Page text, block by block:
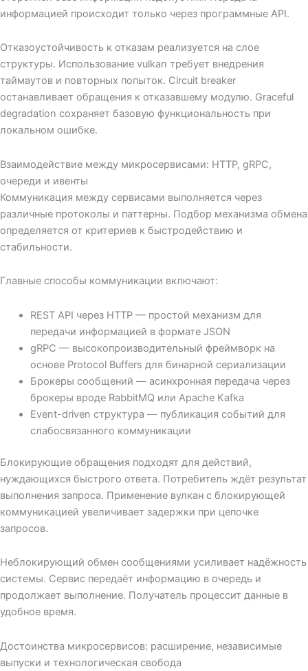
информацией происходит только через программные API.
Отказоустойчивость к отказам реализуется на слое
структуры. Использование vulkan требует внедрения
таймаутов и повторных попыток. Circuit breaker
останавливает обращения к отказавшему модулю. Graceful
degradation сохраняет базовую функциональность при
локальном ошибке.
Взаимодействие между микросервисами: HTTP, gRPC,
очереди и ивенты
Коммуникация между сервисами выполняется через
различные протоколы и паттерны. Подбор механизма обмена
определяется от критериев к быстродействию и
стабильности.
Главные способы коммуникации включают:
REST API через HTTP — простой механизм для
передачи информацией в формате JSON
gRPC — высокопроизводительный фреймворк на
основе Protocol Buffers для бинарной сериализации
Брокеры сообщений — асинхронная передача через
брокеры вроде RabbitMQ или Apache Kafka
Event-driven структура — публикация событий для
слабосвязанного коммуникации
Блокирующие обращения подходят для действий,
нуждающихся быстрого ответа. Потребитель ждёт результат
выполнения запроса. Применение вулкан с блокирующей
коммуникацией увеличивает задержки при цепочке
запросов.
Неблокирующий обмен сообщениями усиливает надёжность
системы. Сервис передаёт информацию в очередь и
продолжает выполнение. Получатель процессит данные в
удобное время.
Достоинства микросервисов: расширение, независимые
выпуски и технологическая свобода